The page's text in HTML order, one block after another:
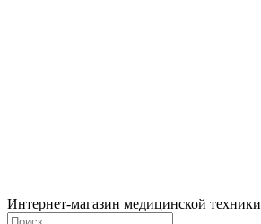
Интернет-магазин медицинской техники